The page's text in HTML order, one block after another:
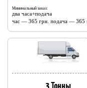
Минимальный заказ:
два часа+подача
час — 365 грн. подача — 365
3 Тонны